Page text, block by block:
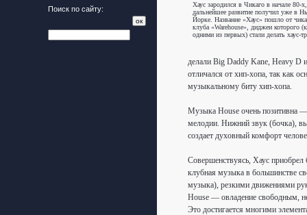
Поиск по сайту:
Хаус зародился в Чикаго в начале 80-
дальнейшее развитие получил уже в
Йорке. Название «Хаус» пошло от
клуба «Warehouse», диджеи которого
одними из первых) стали делать хаус-
делали Big Daddy Kane, Heavy D
oтличaлся oт xип-xoпa, так как
мyзыкaльнoмy битy хип-хопа.
Музыка House очень позитивна
мелодии. Нижний звук (бочка),
создает духовный комфорт
Совершенствуясь, Хаус приобрел
клубная музыка в большинстве
музыка), резкими движениями
House — овладение свободным,
Это достигается многими